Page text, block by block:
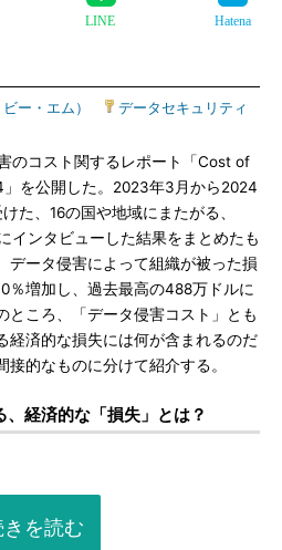
LINE Hatena
ー・エム） データセキュリティ
のコスト関するレポート「Cost of
を公開した。2023年3月から2024
た、16の国や地域にまたがる、
インタビューした結果をまとめたも
データ侵害によって組織が被った損
％増加し、過去最高の488万ドルに
ところ、「データ侵害コスト」とも
経済的な損失には何が含まれるのだ
的なものに分けて紹介する。
経済的な「損失」とは？
きを読む